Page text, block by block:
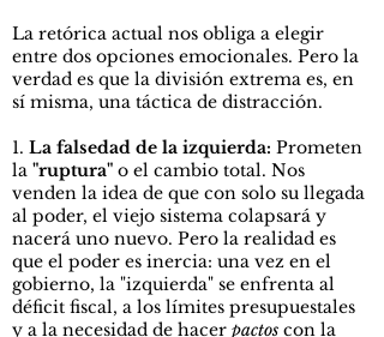
La retórica actual nos obliga a elegir
entre dos opciones emocionales. Pero la
verdad es que la división extrema es, en
sí misma, una táctica de distracción.
1. La falsedad de la izquierda: Prometen
la "ruptura" o el cambio total. Nos
venden la idea de que con solo su llegada
al poder, el viejo sistema colapsará y
nacerá uno nuevo. Pero la realidad es
que el poder es inercia: una vez en el
gobierno, la "izquierda" se enfrenta al
déficit fiscal, a los límites presupuestales
y a la necesidad de hacer pactos con la